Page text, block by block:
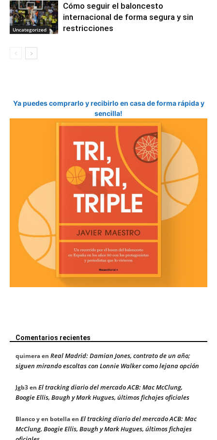
Uncategorized
Cómo seguir el baloncesto
internacional de forma segura y sin
restricciones
Ya puedes comprarlo y recibirlo en casa de forma rápida y
sencilla!
Comentarios recientes
quimeraen Real Madrid: Damian Jones, contrato de un año;
siguen mirando escoltas con Lonnie Walker como lejana opción
Jgb3en El tracking diario del mercado ACB: Mac McClung,
Boogie Ellis, Baugh y Mark Hugues, últimos fichajes oficiales
Blanco y en botellaen El tracking diario del mercado ACB: Mac
McClung, Boogie Ellis, Baugh y Mark Hugues, últimos fichajes